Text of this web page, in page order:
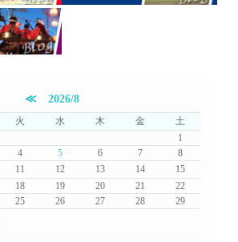
≪ 2026/8
火 水 木 金
土
1
4 5 6 7
8
11 12 13 14
15
18 19 20 21
22
25 26 27 28
29